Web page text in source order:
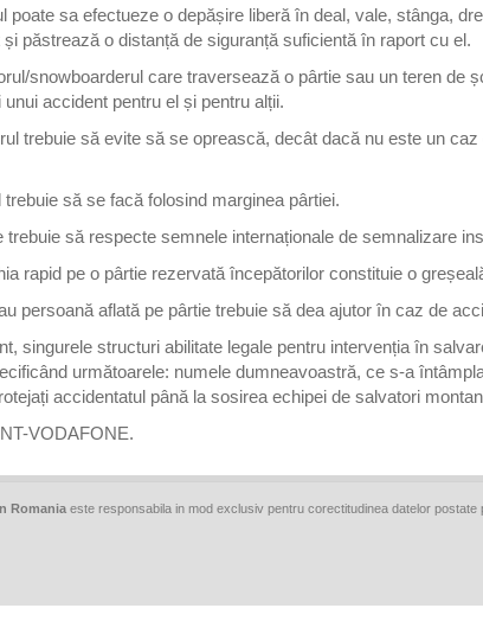
poate sa efectueze o depășire liberă în deal, vale, stânga,
păstrează o distanță de siguranță suficientă în raport cu el.
snowboarderul care traversează o pârtie sau un teren de
accident pentru el și pentru alții.
trebuie să evite să se oprească, decât dacă nu este un
să se facă folosind marginea pârtiei.
trebuie să respecte semnele internaționale de semnalizare
rapid pe o pârtie rezervată începătorilor constituie o
persoană aflată pe pârtie trebuie să dea ajutor în caz de
singurele structuri abilitate legale pentru intervenția în
următoarele: numele dumneavoastră, ce s-a
accidentatul până la sosirea echipei de salvatori
VODAFONE.
Romania este responsabila in mod exclusiv pentru corectitudinea datelor postate